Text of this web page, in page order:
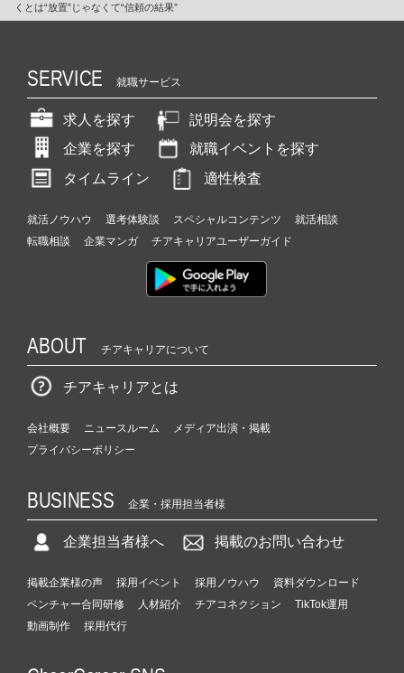
くとは“放置”じゃなくて“信頼の結果”
SERVICE 就職サービス
求人を探す
説明会を探す
企業を探す
就職イベントを探す
タイムライン
適性検査
就活ノウハウ 選考体験談 スペシャルコンテンツ
就活相談
転職相談
企業マンガ チアキャリアユーザーガイド
ABOUT チアキャリアについて
チアキャリアとは
会社概要 ニュースルーム
メディア出演・掲載
プライバシーポリシー
BUSINESS 企業・採用担当者様
企業担当者様へ 掲載のお問い合わせ
掲載企業様の声 採用イベント 採用ノウハウ
資料ダウンロード
ベンチャー合同研修
人材紹介 チアコネクション
TikTok運用
動画制作
採用代行